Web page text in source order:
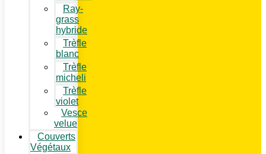
Ray-
grass
hybride
Trèfle
blanc
Trèfle
micheli
Trèfle
violet
Vesce
velue
Couverts
Végétaux